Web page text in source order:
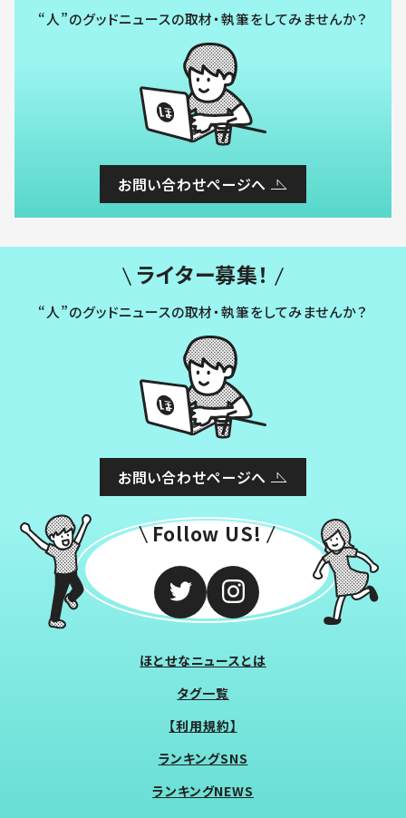
“人”のグッドニュースの取材・執筆をしてみませんか？
お問い合わせページへ
ライター募集！
“人”のグッドニュースの取材・執筆をしてみませんか？
お問い合わせページへ
Follow US!
ほとせなニュースとは
タグ一覧
【利用規約】
ランキングSNS
ランキングNEWS